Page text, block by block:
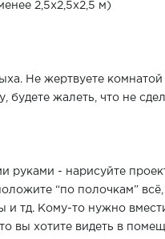
2,5х2,5х2,5 м)
Не жертвуете
жалеть, что не
руками - нарисуйте
“по полочкам” всё,
тд. Кому-то нужно
вы хотите видеть в